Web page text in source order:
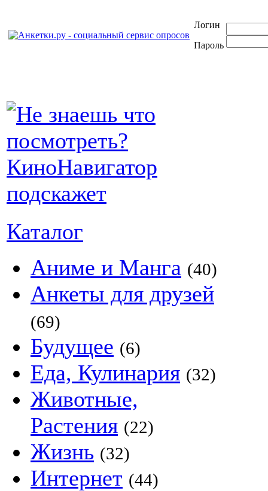
Логин
Пароль
Каталог
Аниме и Манга (40)
Анкеты для друзей
(69)
Будущее (6)
Еда, Кулинария (32)
Животные,
Растения (22)
Жизнь (32)
Интернет (44)